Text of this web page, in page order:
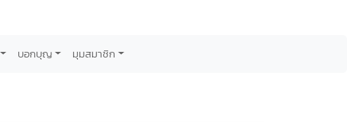
บอกบุญ มุมสมาชิก